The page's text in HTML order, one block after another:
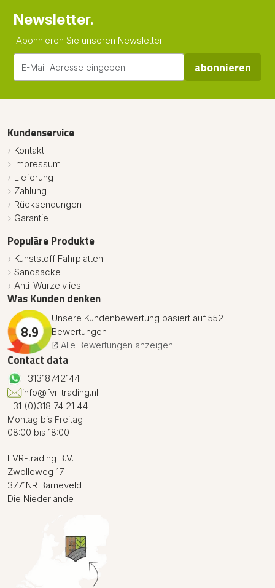
Newsletter.
Abonnieren Sie unseren Newsletter.
abonnieren
Kundenservice
Kontakt
Impressum
Lieferung
Zahlung
Rücksendungen
Garantie
Populäre Produkte
Kunststoff Fahrplatten
Sandsacke
Anti-Wurzelvlies
Was Kunden denken
8.9
Unsere Kundenbewertung basiert auf 552
Bewertungen
Alle Bewertungen anzeigen
Contact data
+31318742144
info@fvr-trading.nl
+31 (0)318 74 21 44
Montag bis Freitag
08:00 bis 18:00
FVR-trading B.V.
Zwolleweg 17
3771NR Barneveld
Die Niederlande